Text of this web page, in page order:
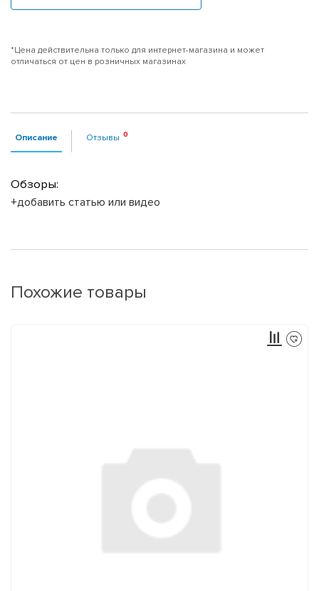
*Цена действительна только для интернет-магазина и может
отличаться от цен в розничных магазинах
Описание Отзывы
Обзоры:
+добавить статью или видео
Похожие товары